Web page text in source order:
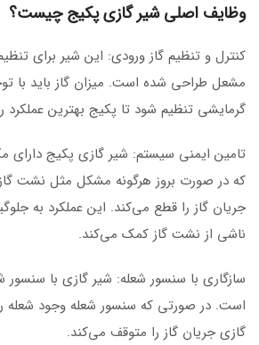
وظایف اصلی شیر گازی پکیج چیست؟
کنترل و تنظیم گاز ورودی: این شیر برای
مشعل طراحی شده است. میزان گاز باید با
گرمایشی تنظیم شود تا پکیج بهترین عملکرد
تامین ایمنی سیستم: شیر گازی پکیج دارای
که در صورت بروز هرگونه مشکل مثل نشت
جریان گاز را قطع می‌کند. این عملکرد به
ناشی از نشت گاز کمک می‌کند.
سازگاری با سنسور شعله: شیر گازی با
است. در صورتی که سنسور شعله وجود
گازی جریان گاز را متوقف می‌کند.